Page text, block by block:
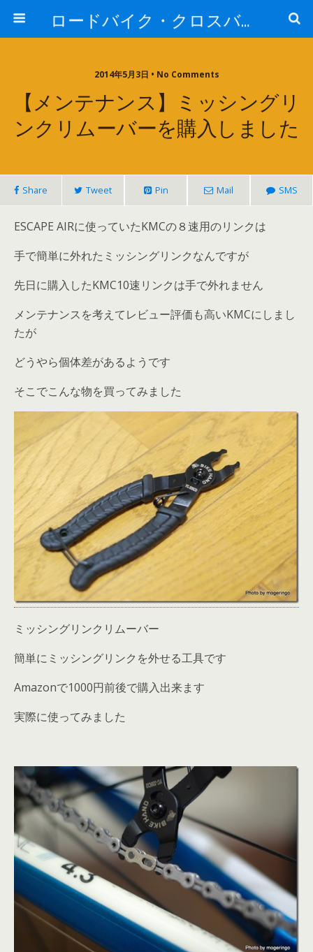
ロードバイク・クロスバイク探索
2014年5月3日 • No Comments
【メンテナンス】ミッシングリ
ンクリムーバーを購入しました
Share Tweet Pin Mail SMS
ESCAPE AIRに使っていたKMCの８速用のリンクは
手で簡単に外れたミッシングリンクなんですが
先日に購入したKMC10速リンクは手で外れません
メンテナンスを考えてレビュー評価も高いKMCにしまし
たが
どうやら個体差があるようです
そこでこんな物を買ってみました
ミッシングリンクリムーバー
簡単にミッシングリンクを外せる工具です
Amazonで1000円前後で購入出来ます
実際に使ってみました